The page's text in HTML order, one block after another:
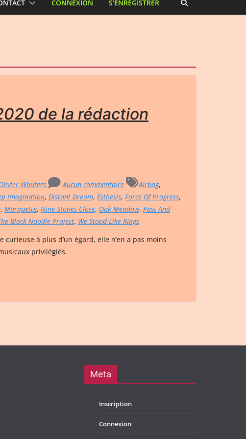
CONNEXION S’ENREGISTRER
de la rédaction
Wouters Aucun commentaire Airbag,
Imagination, Distant Dream, Esthesis, Force Of Progress,
, Marquette, Nine Stones Close, Oak Meadow, Past And
Black Noodle Project, We Stood Like Kings
curieuse à plus d’un égard, elle n’en a pas moins
privilégiés.
Meta
Inscription
Connexion